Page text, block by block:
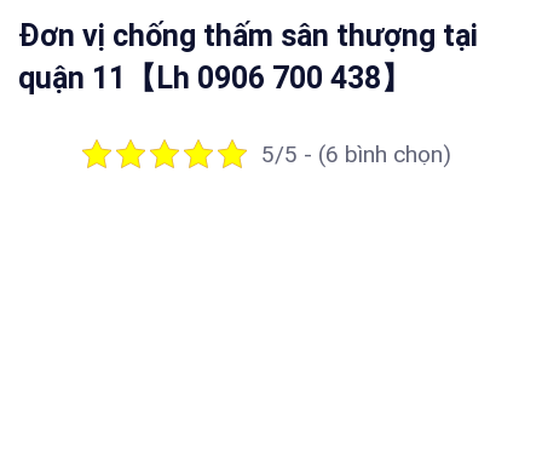
Đơn vị chống thấm sân thượng tại
quận 11【Lh 0906 700 438】
5/5 - (6 bình chọn)